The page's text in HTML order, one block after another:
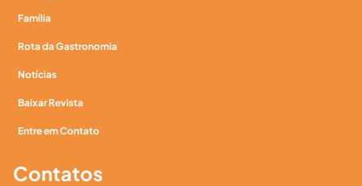
Família
Rota da Gastronomia
Notícias
Baixar Revista
Entre em Contato
Contatos